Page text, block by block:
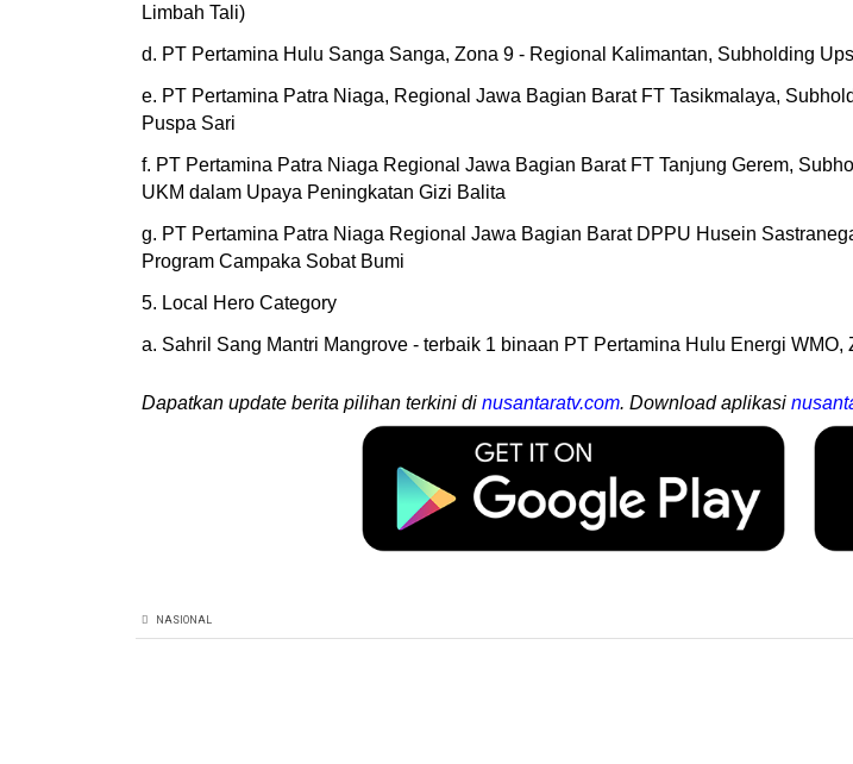
Limbah Tali)
d. PT Pertamina Hulu Sanga Sanga, Zona 9 - Regional Kalimantan, Subholding
e. PT Pertamina Patra Niaga, Regional Jawa Bagian Barat FT Tasikmalaya,
Puspa Sari
f. PT Pertamina Patra Niaga Regional Jawa Bagian Barat FT Tanjung Gerem,
UKM dalam Upaya Peningkatan Gizi Balita
g. PT Pertamina Patra Niaga Regional Jawa Bagian Barat DPPU Husein
Program Campaka Sobat Bumi
5. Local Hero Category
a. Sahril Sang Mantri Mangrove - terbaik 1 binaan PT Pertamina Hulu Energi
Dapatkan update berita pilihan terkini di nusantaratv.com. Download aplikasi
NASIONAL